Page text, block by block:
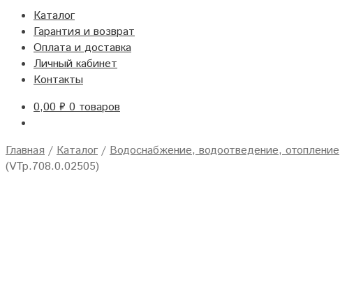
Каталог
Гарантия и возврат
Оплата и доставка
Личный кабинет
Контакты
0,00₽ 0 товаров
Главная / Каталог / Водоснабжение, водоотведение, отопление
(VTp.708.0.02505)